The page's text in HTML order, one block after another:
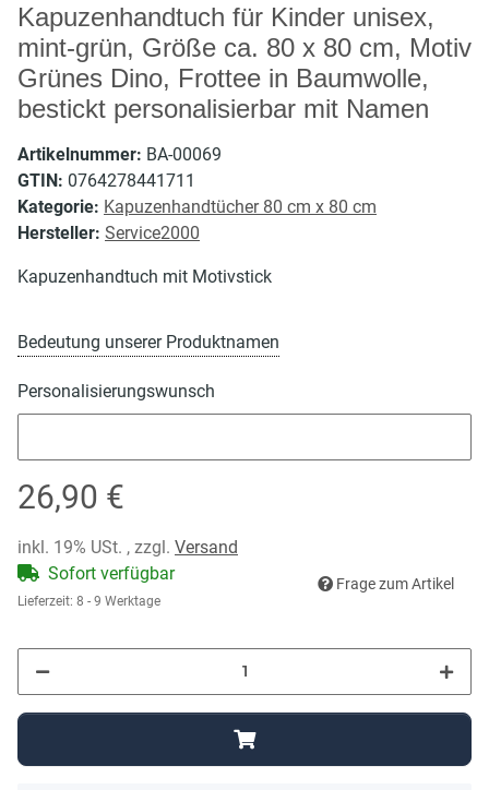
Kapuzenhandtuch für Kinder unisex,
mint-grün, Größe ca. 80 x 80 cm, Motiv
Grünes Dino, Frottee in Baumwolle,
bestickt personalisierbar mit Namen
Artikelnummer: BA-00069
GTIN: 0764278441711
Kategorie: Kapuzenhandtücher 80 cm x 80 cm
Hersteller: Service2000
Kapuzenhandtuch mit Motivstick
Bedeutung unserer Produktnamen
Personalisierungswunsch
26,90 €
inkl. 19% USt. , zzgl. Versand
Sofort verfügbar
Lieferzeit: 8 - 9 Werktage
Frage zum Artikel